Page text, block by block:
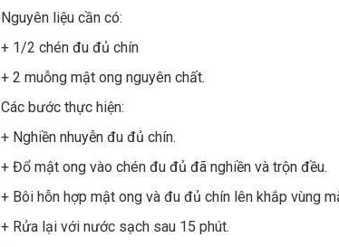
Nguyên liệu cần có:
+ 1/2 chén đu đủ chín
+ 2 muỗng mật ong nguyên chất.
Các bước thực hiện:
+ Nghiền nhuyễn đu đủ chín.
+ Đổ mật ong vào chén đu đủ đã nghiền và trộn đều.
+ Bôi hỗn hợp mật ong và đu đủ chín lên khắp vùng
+ Rửa lại với nước sạch sau 15 phút.